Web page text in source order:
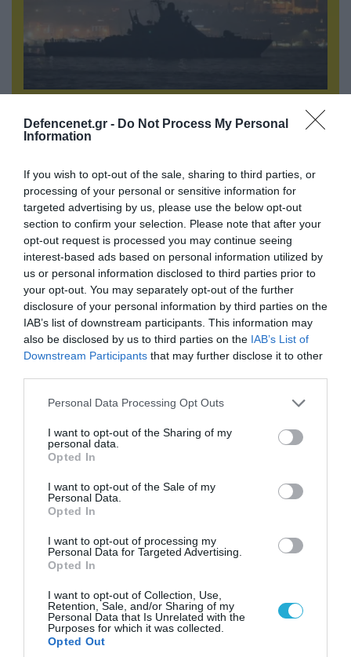
Defencenet.gr - Do Not Process My Personal
Information
If you wish to opt-out of the sale, sharing to third parties, or
processing of your personal or sensitive information for
targeted advertising by us, please use the below opt-out
section to confirm your selection. Please note that after your
opt-out request is processed you may continue seeing
interest-based ads based on personal information utilized by
us or personal information disclosed to third parties prior to
your opt-out. You may separately opt-out of the further
disclosure of your personal information by third parties on the
IAB’s list of downstream participants. This information may
also be disclosed by us to third parties on the IAB’s List of
Downstream Participants that may further disclose it to other
Please note that this website/app uses one or more Google
not limited to your visit or usage behaviour. You may click to
grant or deny consent to Google and its third-party tags to
use your data for below specified purposes in below Google
consent section.
Personal Data Processing Opt Outs
I want to opt-out of the Sharing of my
personal data.
Opted In
I want to opt-out of the Sale of my
Personal Data.
Opted In
I want to opt-out of processing my
Personal Data for Targeted Advertising.
Opted In
I want to opt-out of Collection, Use,
Retention, Sale, and/or Sharing of my
Personal Data that Is Unrelated with the
Purposes for which it was collected.
Opted Out
Σε «αναμμένα κάρβουνα» η Τουρκία:
Περιορίζει την κίνηση πλοίων από την Μαύρη
ΠΟΛΙΤΙΚΗ
08.08.2026 | 09:02
«Η απόλυτη τραγωδία»: Η «αιχμηρή» ανάρτηση